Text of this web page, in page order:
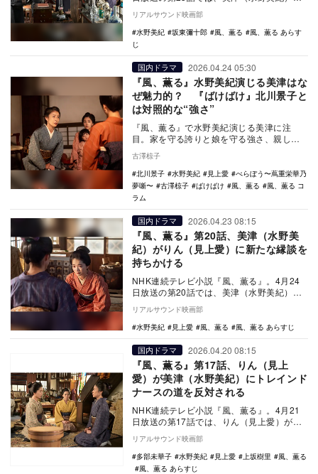
卯三郎（坂東彌十郎）に自分を雇ってほし
いと願い…
リアルサウンド映画部
水野美紀
坂東彌十郎 風、薫る
風、薫る あらす
じ
国内ドラマ 2026.04.24 05:30
『風、薫る』水野美紀演じる美津はな
ぜ魅力的？ 『ばけばけ』北川景子と
は対照的な“強さ”
『風、薫る』で水野美紀演じる美津に注
目。家を守る誇りと娘を守る強さ、親しみ
の選択とともに、…
古澤椋子
北川景子
水野美紀 見上愛
べらぼう〜蔦重栄華乃
夢噺〜
古澤椋子 ばけばけ 風、薫る
風、薫る コ
ラム
国内ドラマ 2026.04.23 08:15
『風、薫る』第20話、美津（水野美
紀）がりん（見上愛）に新たな縁談を
持ちかける
NHK連続テレビ小説『風、薫る』。4月24
日放送の第20話では、美津（水野美紀）が
りん（見上愛）に新たな縁談を持ちかけ
る。 …
リアルサウンド映画部
水野美紀
見上愛 風、薫る 風、薫る あらすじ
国内ドラマ 2026.04.20 08:15
『風、薫る』第17話、りん（見上
愛）が美津（水野美紀）にトレインド
ナースの道を反対される
NHK連続テレビ小説『風、薫る』。4月21
日放送の第17話では、りん（見上愛）が美
津（水野美紀）にトレインドナースの道を
反対され…
リアルサウンド映画部
多部未華子
水野美紀 見上愛 上坂樹里
風、薫る
風、薫る あらすじ